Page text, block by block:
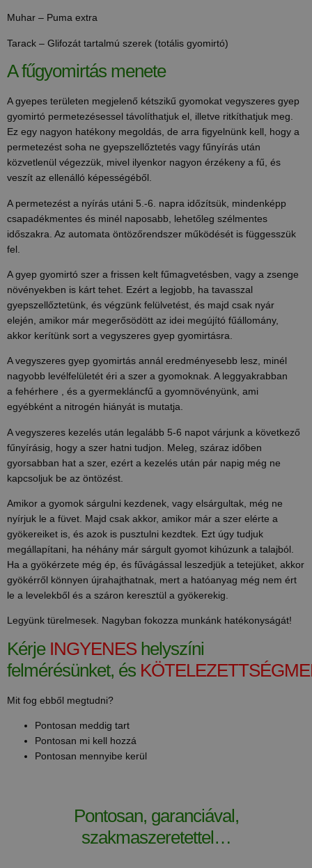
Muhar – Puma extra
Tarack – Glifozát tartalmú szerek (totális gyomirtó)
A fűgyomirtás menete
A gyepes területen megjelenő kétszikű gyomokat vegyszeres gyep
gyomirtó permetezésessel távolíthatjuk el, illetve ritkíthatjuk meg.
Ez egy nagyon hatékony megoldás, de arra figyelnünk kell, hogy a
permetezést soha ne gyepszellőztetés vagy fűnyírás után
közvetlenül végezzük, mivel ilyenkor nagyon érzékeny a fű, és
veszít az ellenálló képességéből.
A permetezést a nyírás utáni 5.-6. napra időzítsük, mindenképp
csapadékmentes és minél naposabb, lehetőleg szélmentes
időszakra. Az automata öntözőrendszer működését is függesszük
fel.
A gyep gyomirtó szer a frissen kelt fűmagvetésben, vagy a zsenge
növényekben is kárt tehet. Ezért a legjobb, ha tavasszal
gyepszellőztetünk, és végzünk felülvetést, és majd csak nyár
elején, amikor már megerősödött az idei megújító fűállomány,
akkor kerítünk sort a vegyszeres gyep gyomirtásra.
A vegyszeres gyep gyomirtás annál eredményesebb lesz, minél
nagyobb levélfelületét éri a szer a gyomoknak. A leggyakrabban
a fehérhere , és a gyermekláncfű a gyomnövényünk, ami
egyébként a nitrogén hiányát is mutatja.
A vegyszeres kezelés után legalább 5-6 napot várjunk a következő
fűnyírásig, hogy a szer hatni tudjon. Meleg, száraz időben
gyorsabban hat a szer, ezért a kezelés után pár napig még ne
kapcsoljuk be az öntözést.
Amikor a gyomok sárgulni kezdenek, vagy elsárgultak, még ne
nyírjuk le a füvet. Majd csak akkor, amikor már a szer elérte a
gyökereiket is, és azok is pusztulni kezdtek. Ezt úgy tudjuk
megállapítani, ha néhány már sárgult gyomot kihúzunk a talajból.
Ha a gyökérzete még ép, és fűvágással leszedjük a tetejüket, akkor
gyökérről könnyen újrahajthatnak, mert a hatóanyag még nem ért
le a levelekből és a száron keresztül a gyökerekig.
Legyünk türelmesek. Nagyban fokozza munkánk hatékonyságát!
Kérje INGYENES helyszíni
felmérésünket, és
Mit fog ebből megtudni?
Pontosan meddig tart
Pontosan mi kell hozzá
Pontosan mennyibe kerül
Pontosan, garanciával,
szakmaszeretettel…